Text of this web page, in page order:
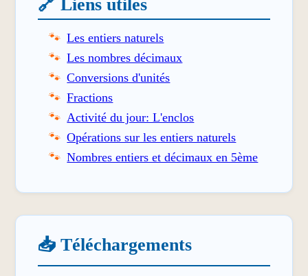
🔗 Liens utiles
Les entiers naturels
Les nombres décimaux
Conversions d'unités
Fractions
Activité du jour: L'enclos
Opérations sur les entiers naturels
Nombres entiers et décimaux en 5ème
📥 Téléchargements